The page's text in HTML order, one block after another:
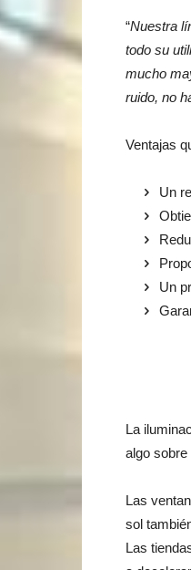
“Nuestra
todo su
mucho
ruido, no
Ventajas
Un
Un
La
algo
Las
sol
Las